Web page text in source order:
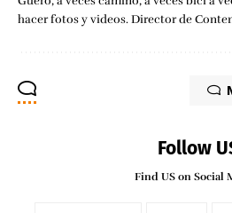
hacer fotos y videos. Director de
Follow
Find US on Social